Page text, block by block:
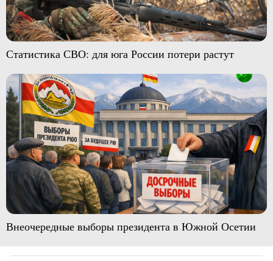
Статистика СВО: для юга России потери растут
Внеочередные выборы президента в Южной Осетии